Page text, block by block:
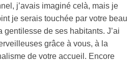
j’avais imaginé celà, mais je
je serais touchée par votre beau
gentilesse de ses habitants. J’ai
grâce à vous, à la
de votre accueil. Encore